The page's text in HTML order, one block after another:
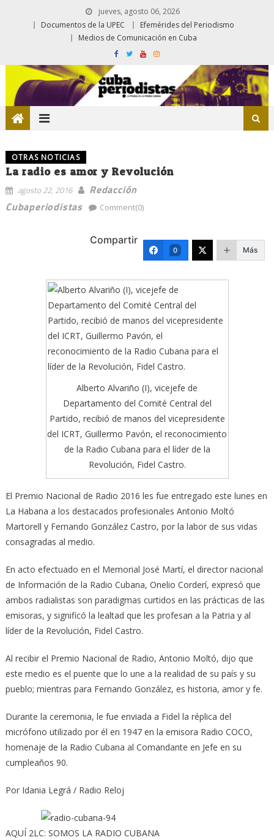
jueves, agosto 06, 2026
Documentos de la UPEC
Efemérides del Periodismo
Medios de Comunicación en Cuba
OTRAS NOTICIAS
La radio es amor y Revolución
agosto 22, 2016
Redacción
Cubaperiodistas
Comment(0)
Compartir
0 Más
Alberto Alvariño (I), vicejefe de
Departamento del Comité Central del
Partido, recibió de manos del vicepresidente
del ICRT, Guillermo Pavón, el reconocimiento
de la Radio Cubana para el líder de la
Revolución, Fidel Castro.
El Premio Nacional de Radio 2016 les fue entregado este lunes en
La Habana a los destacados profesionales Antonio Moltó
Martorell y Fernando González Castro, por la labor de sus vidas
consagradas al medio.
En acto efectuado en el Memorial José Martí, el director nacional
de Información de la Radio Cubana, Onelio Corderí, expresó que
ambos radialistas son paradigmas curtidos en las prácticas de las
emisoras, y significó la lealtad que les profesan a la Patria y al
líder de la Revolución, Fidel Castro.
Al recibir el Premio Nacional de Radio, Antonio Moltó, dijo que
este medio es el puente que lo une a la realidad de su país y su
pueblo; mientras para Fernando González, es historia, amor y fe.
Durante la ceremonia, le fue enviada a Fidel la réplica del
micrófono utilizado por él en 1947 en la emisora Radio COCO,
homenaje de la Radio Cubana al Comandante en Jefe en su
cumpleaños 90.
Por Idania Legrá / Radio Reloj
AQUÍ 2LC: SOMOS LA RADIO CUBANA